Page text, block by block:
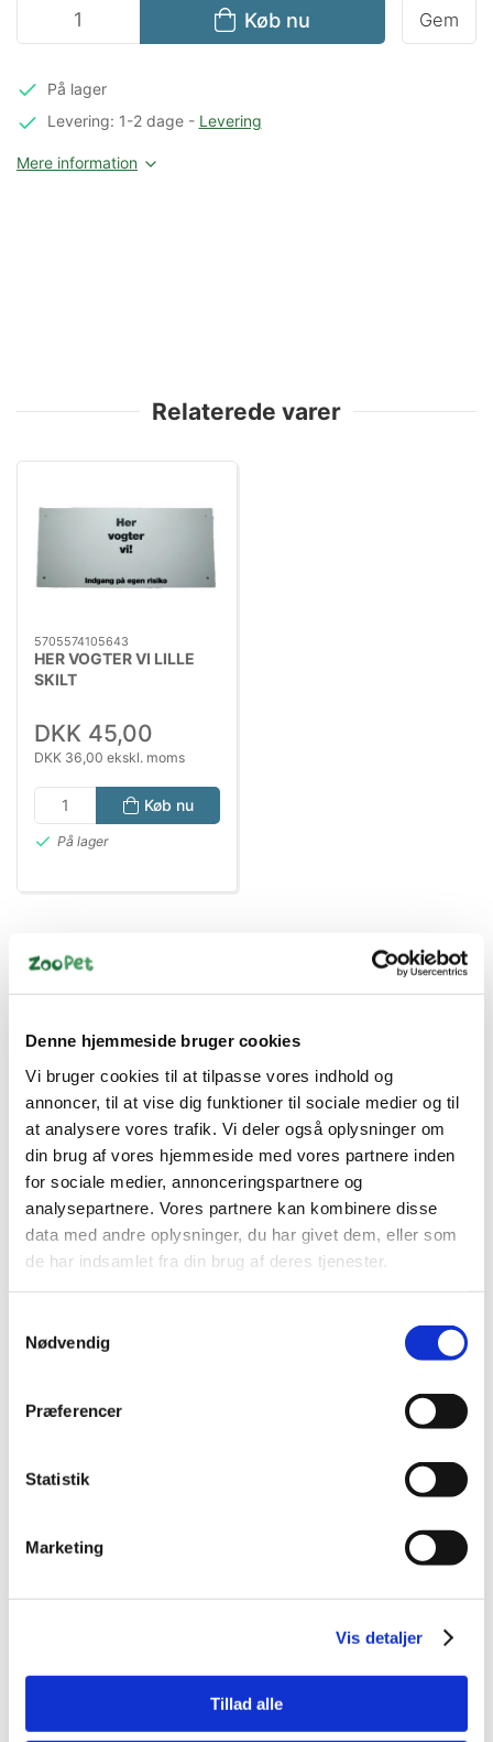
Denne hjemmeside bruger cookies
Vi bruger cookies til at tilpasse vores indhold og
annoncer, til at vise dig funktioner til sociale medier og til
at analysere vores trafik. Vi deler også oplysninger om
din brug af vores hjemmeside med vores partnere inden
for sociale medier, annonceringspartnere og
analysepartnere. Vores partnere kan kombinere disse
data med andre oplysninger, du har givet dem, eller som
de har indsamlet fra din brug af deres tjenester.
Nødvendig
Præferencer
Statistik
Marketing
Vis detaljer
Tillad alle
Køb nu Gem
På lager
Levering: 1-2 dage- Levering
Mere information
Relaterede varer
5705574105643
HER VOGTER VI LILLE
SKILT
DKK 45,00
DKK 36,00 ekskl. moms
Køb nu
På lager
Bestsælgende varer i Hundetegn &
Skilte
Spar 70%
Skilt "Advarsel" Hvid
99,00